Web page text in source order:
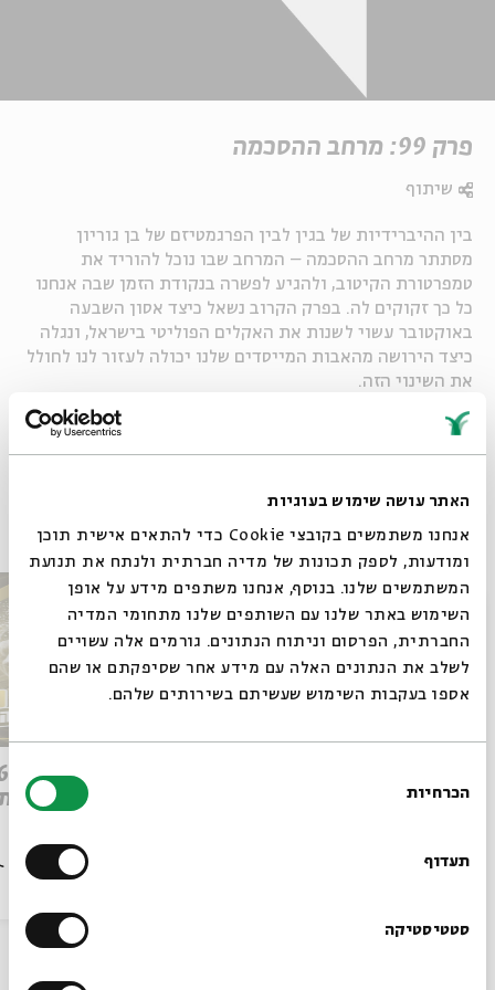
האתר עושה שימוש בעוגיות
אנחנו משתמשים בקובצי Cookie כדי להתאים אישית תוכן
ומודעות, לספק תכונות של מדיה חברתית ולנתח את תנועת
המשתמשים שלנו. בנוסף, אנחנו משתפים מידע על אופן
השימוש באתר שלנו עם השותפים שלנו מתחומי המדיה
החברתית, הפרסום וניתוח הנתונים. גורמים אלה עשויים
לשלב את הנתונים האלה עם מידע אחר שסיפקתם או שהם
אספו בעקבות השימוש שעשיתם בשירותים שלהם.
הסכמה
הכרחיות
תעדוף
סטטיסטיקה
פרק 99: מרחב ההסכמה
בין ההיברידיות של בגין לבין הפרגמטיזם של בן גוריון
מסתתר מרחב ההסכמה – המרחב שבו נוכל להוריד את
טמפרטורת הקיטוב, ולהגיע לפשרה בנקודת הזמן שבה אנחנו
כל כך זקוקים לה. בפרק הקרוב נשאל כיצד אסון השבעה
באוקטובר עשוי לשנות את האקלים הפוליטי בישראל, ונגלה
כיצד הירושה מהאבות המייסדים שלנו יכולה לעזור לנו לחולל
את השינוי הזה.
שיתוף
Email
ישן
סגור